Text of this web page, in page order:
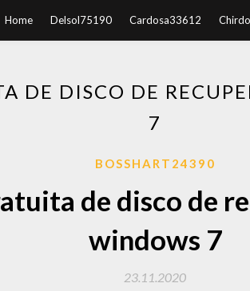
Home Delsol75190 Cardosa33612
DE DISCO DE
7
BOSSHART24390
de disco de
windows 7
23.11.2020